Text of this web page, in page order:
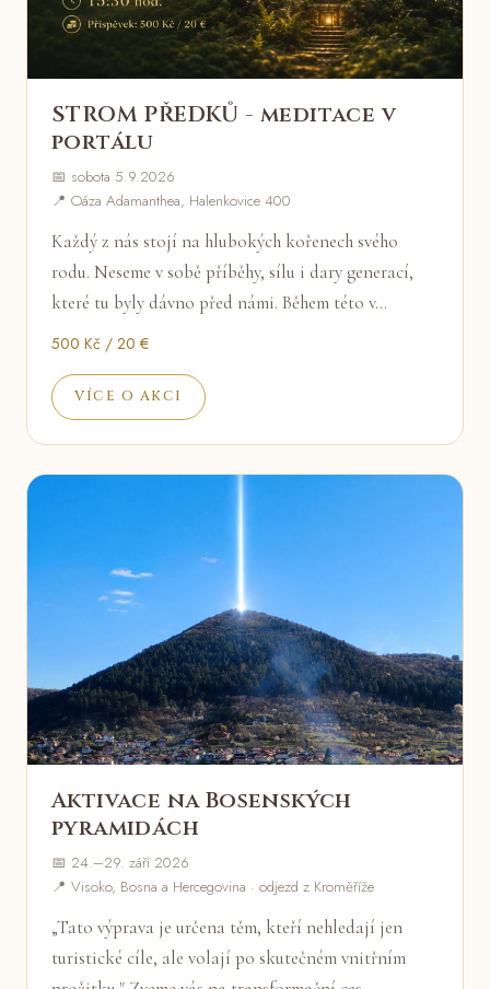
STROM PŘEDKŮ - meditace v
portálu
📅 sobota 5.9.2026
📍 Oáza Adamanthea, Halenkovice 400
Každý z nás stojí na hlubokých kořenech svého
rodu. Neseme v sobě příběhy, sílu i dary generací,
které tu byly dávno před námi. Během této v…
500 Kč / 20 €
VÍCE O AKCI
Aktivace na Bosenských
pyramidách
📅 24.–29. září 2026
📍 Visoko, Bosna a Hercegovina · odjezd z Kroměříže
„Tato výprava je určena těm, kteří nehledají jen
turistické cíle, ale volají po skutečném vnitřním